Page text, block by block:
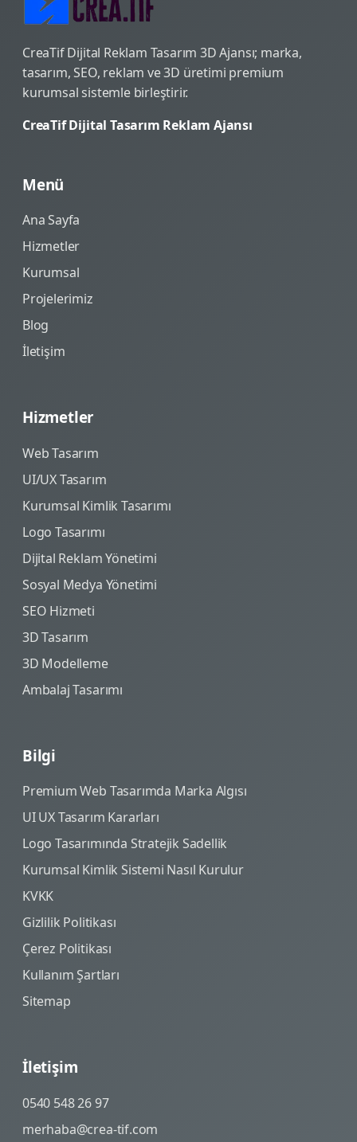
CreaTif Dijital Reklam Tasarım 3D Ajansı; marka,
tasarım, SEO, reklam ve 3D üretimi premium
kurumsal sistemle birleştirir.
CreaTif Dijital Tasarım Reklam Ajansı
Menü
Ana Sayfa
Hizmetler
Kurumsal
Projelerimiz
Blog
İletişim
Hizmetler
Web Tasarım
UI/UX Tasarım
Kurumsal Kimlik Tasarımı
Logo Tasarımı
Dijital Reklam Yönetimi
Sosyal Medya Yönetimi
SEO Hizmeti
3D Tasarım
3D Modelleme
Ambalaj Tasarımı
Bilgi
Premium Web Tasarımda Marka Algısı
UI UX Tasarım Kararları
Logo Tasarımında Stratejik Sadellik
Kurumsal Kimlik Sistemi Nasıl Kurulur
KVKK
Gizlilik Politikası
Çerez Politikası
Kullanım Şartları
Sitemap
İletişim
0540 548 26 97
merhaba@crea-tif.com